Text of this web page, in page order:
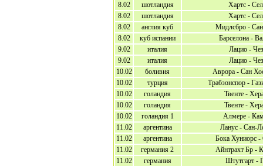
8.02
шотландия
Хартс -
8.02
шотландия
Хартс -
8.02
англия куб
Мидлсбро -
8.02
куб испании
Барселона -
9.02
италия
Лацио -
9.02
италия
Лацио -
10.02
боливия
Аврора - Сан
10.02
турция
Трабзонспор -
10.02
голандия
Твенте -
10.02
голандия
Твенте -
10.02
голандия 1
Алмере -
11.02
аргентина
Ланус - Сан-
11.02
аргентина
Бока Хуниорс
11.02
германия 2
Айнтрахт Бр -
11.02
германия
Штутгарт -